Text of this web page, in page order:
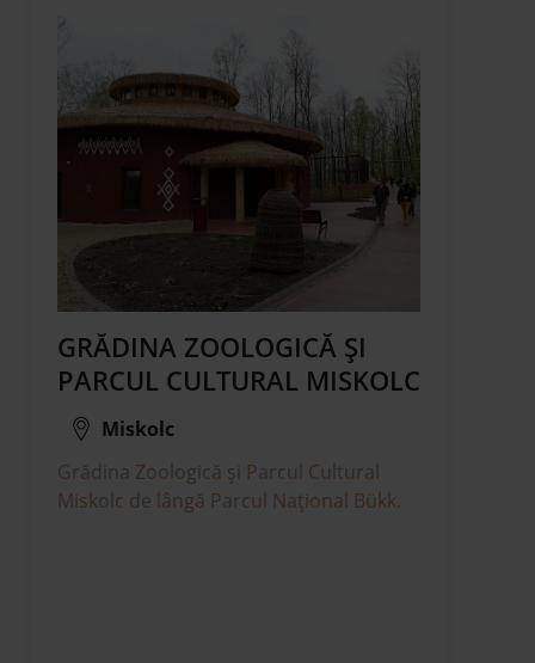
GRĂDINA ZOOLOGICĂ ȘI
PARCUL CULTURAL MISKOLC
Miskolc
Grădina Zoologică și Parcul Cultural
Miskolc de lângă Parcul Național Bükk.